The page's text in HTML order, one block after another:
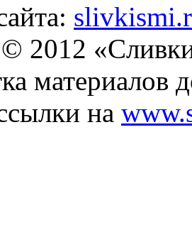
2012
материалов
на